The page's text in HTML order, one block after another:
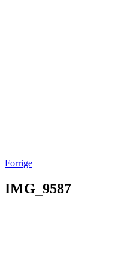
Forrige
IMG_9587